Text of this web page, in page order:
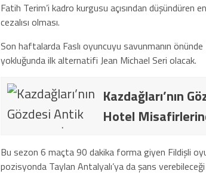
Fatih Terim’i kadro kurgusu açısından düşündüren
cezalısı olması.
Son haftalarda Faslı oyuncuyu savunmanın
yokluğunda ilk alternatifi Jean Michael Seri olacak.
Kazdağları’nın
Hotel
Bu sezon 6 maçta 90 dakika forma giyen Fildişli
pozisyonda Taylan Antalyalı’ya da şans